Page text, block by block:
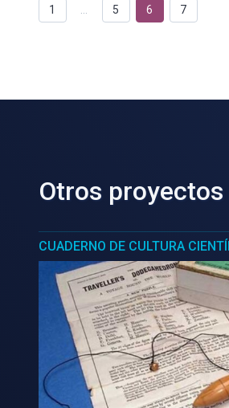
1 … 5 6 7
Otros proyectos
CUADERNO DE CULTURA